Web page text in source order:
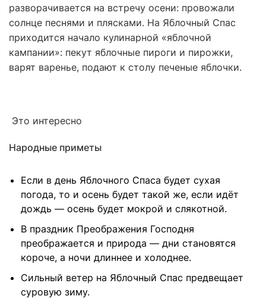
разворачивается на встречу осени: провожали
солнце песнями и плясками. На Яблочный Спас
приходится начало кулинарной «яблочной
кампании»: пекут яблочные пироги и пирожки,
варят варенье, подают к столу печеные яблочки.
Это интересно
Народные приметы
Если в день Яблочного Спаса будет сухая
погода, то и осень будет такой же, если идёт
дождь — осень будет мокрой и слякотной.
В праздник Преображения Господня
преображается и природа — дни становятся
короче, а ночи длиннее и холоднее.
Сильный ветер на Яблочный Спас предвещает
суровую зиму.